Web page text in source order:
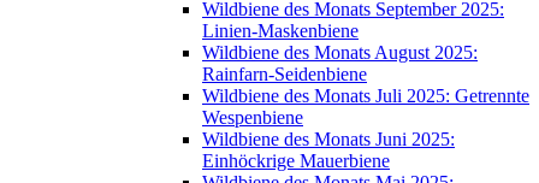
Wildbiene des Monats September 2025:
Linien-Maskenbiene
Wildbiene des Monats August 2025:
Rainfarn-Seidenbiene
Wildbiene des Monats Juli 2025: Getrennte
Wespenbiene
Wildbiene des Monats Juni 2025:
Einhöckrige Mauerbiene